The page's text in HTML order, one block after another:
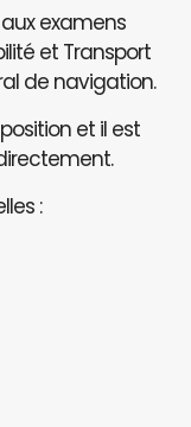
examens
et Transport
de navigation.
et il est
: